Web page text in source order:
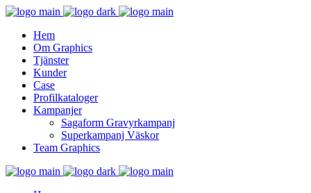
Hem
Om Graphics
Tjänster
Kunder
Case
Profilkataloger
Kampanjer
Sagaform Gravyrkampanj
Superkampanj Väskor
Team Graphics